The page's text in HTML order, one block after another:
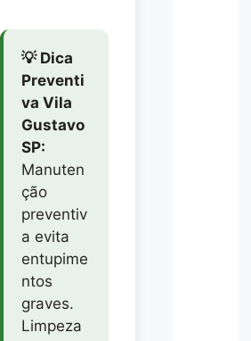
💡 Dica
Preventi
va Vila
Gustavo
SP:
Manuten
ção
preventiv
a evita
entupime
ntos
graves.
Limpeza